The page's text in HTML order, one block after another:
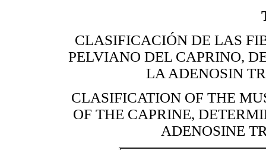
CLASIFICACIÓN DE LAS
PELVIANO DEL CAPRINO,
LA ADENOSIN
CLASIFICATION OF THE
OF THE CAPRINE,
ADENOSINE